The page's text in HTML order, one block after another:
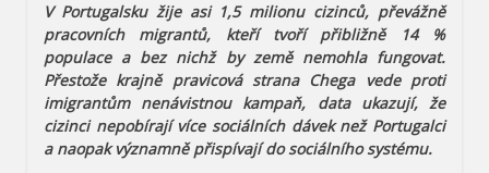
V Portugalsku žije asi 1,5 milionu cizinců, převážně
pracovních migrantů, kteří tvoří přibližně 14 %
populace a bez nichž by země nemohla fungovat.
Přestože krajně pravicová strana Chega vede proti
imigrantům nenávistnou kampaň, data ukazují, že
cizinci nepobírají více sociálních dávek než Portugalci
a naopak významně přispívají do sociálního systému.